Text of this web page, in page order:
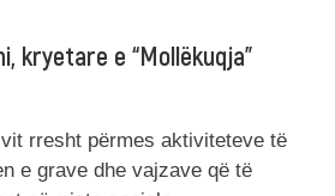
kryetare e “Mollëkuqja”
vit rresht përmes aktiviteteve të
e grave dhe vajzave që të